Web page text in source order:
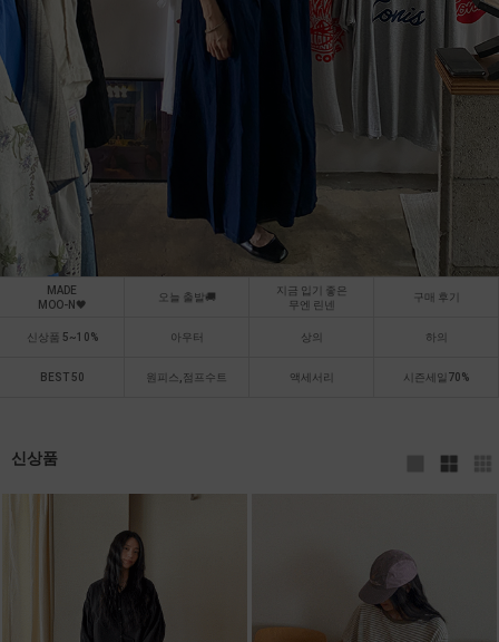
MADE
MOO-N🖤
오늘 출발🚚
지금 입기 좋은
무엔 린넨
구매 후기
신상품 5~10% 아우터 상의 하의
BEST 50 원피스,점프수트 액세서리 시즌세일70%
신상품